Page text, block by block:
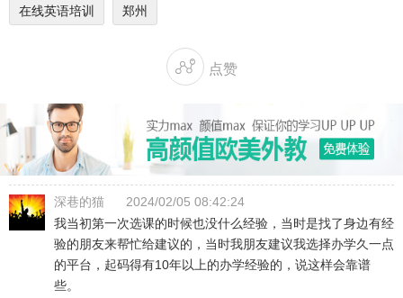
在线英语培训 郑州
 点赞
深巷的猫
2024/02/05 08:42:24
我当初第一次选课的时候也没什么经验，当时是找了身边有经
验的朋友来帮忙给建议的，当时我朋友建议我选择办学久一点
的平台，起码得有10年以上的办学经验的，说这样会靠谱
些。